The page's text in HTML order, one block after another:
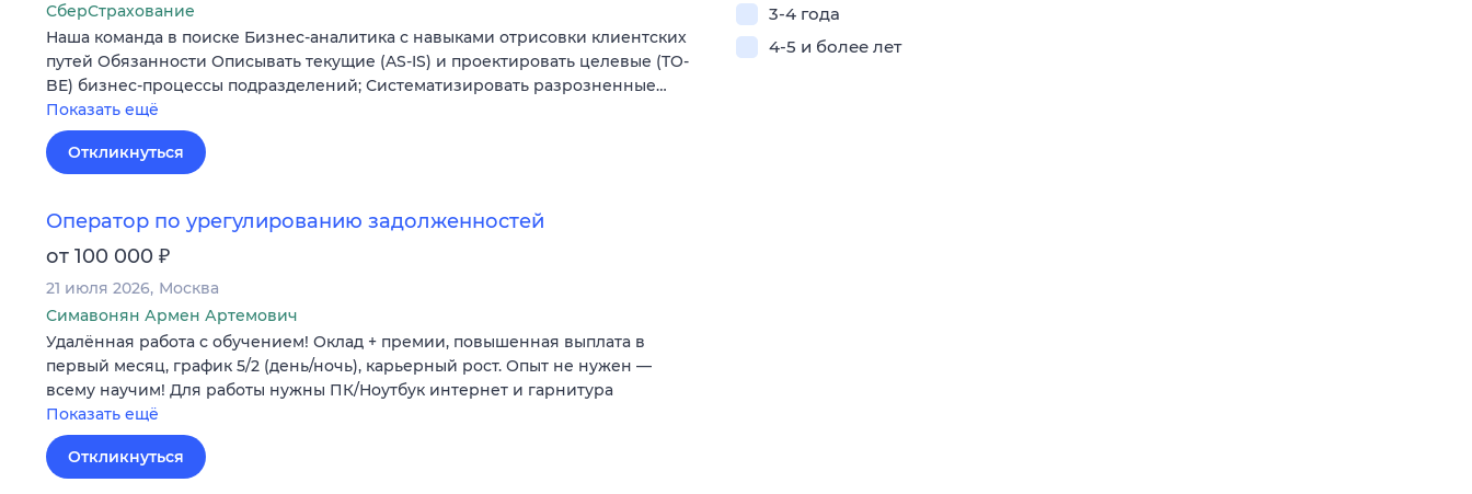
СберСтрахование
Наша команда в поиске Бизнес-аналитика с навыками отрисовки клиентских
путей Обязанности Описывать текущие (AS-IS) и проектировать целевые (TO-
BE) бизнес-процессы подразделений; Систематизировать разрозненные…
Показать ещё
Откликнуться
Оператор по урегулированию задолженностей
от 100 000 ₽
21 июля 2026 Москва
Симавонян Армен Артемович
Удалённая работа с обучением! Оклад + премии, повышенная выплата в
первый месяц, график 5/2 (день/ночь), карьерный рост. Опыт не нужен —
всему научим! Для работы нужны ПК/Ноутбук интернет и гарнитура
Показать ещё
Откликнуться
3-4 года
4-5 и более лет